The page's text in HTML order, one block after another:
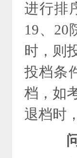
进行排
19、20
时，则
投档条
档，如
退档时